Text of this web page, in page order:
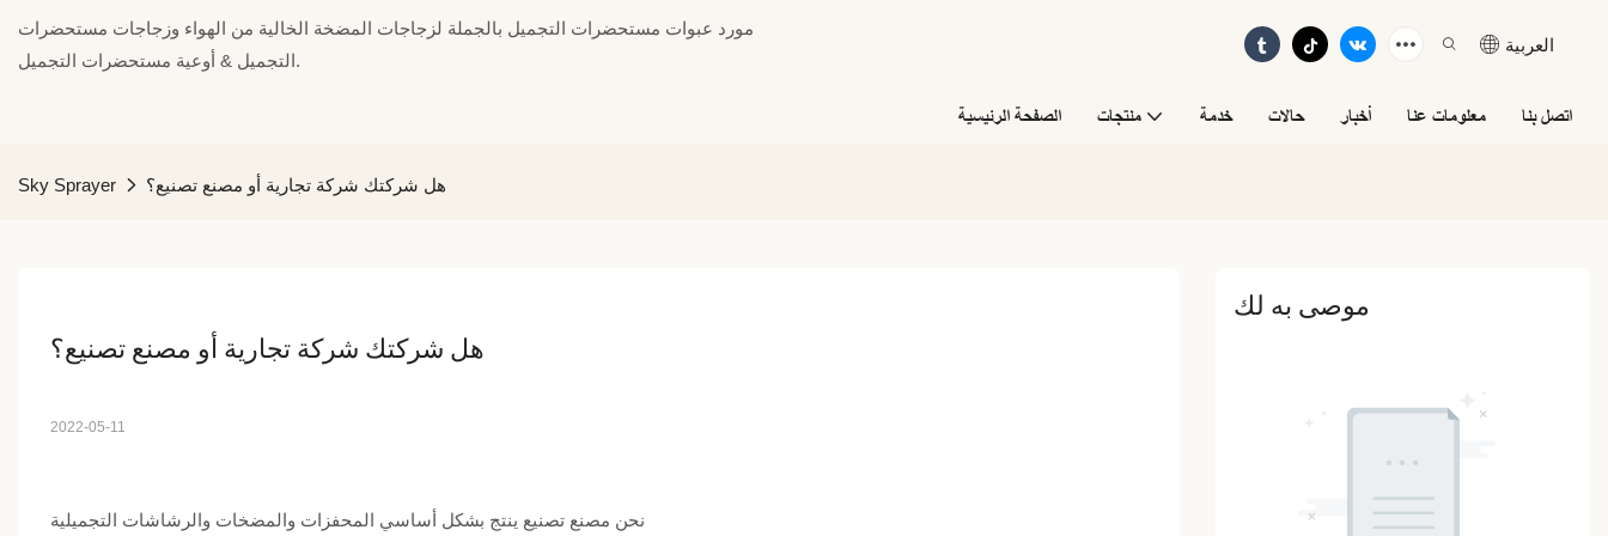
مورد عبوات مستحضرات التجميل بالجملة لزجاجات المضخة الخالية من الهواء وزجاجات مستحضرات
التجميل & أوعية مستحضرات التجميل.
العربية
الصفحة الرئيسية منتجات خدمة حالات أخبار معلومات عنا اتصل بنا
Sky Sprayer هل شركتك شركة تجارية أو مصنع تصنيع؟
هل شركتك شركة تجارية أو مصنع تصنيع؟
2022-05-11
نحن مصنع تصنيع ينتج بشكل أساسي المحفزات والمضخات والرشاشات التجميلية
موصى به لك